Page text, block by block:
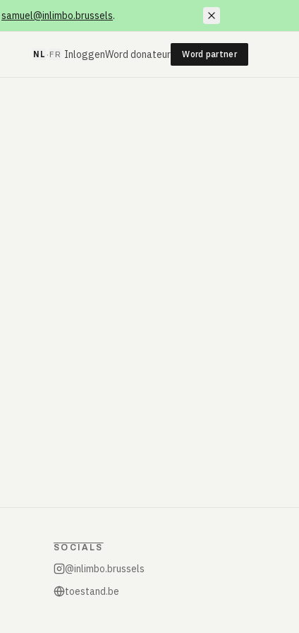
samuel@inlimbo.brussels.
NL · FR InloggenWord donateur Word partner
SOCIALS
@inlimbo.brussels
toestand.be